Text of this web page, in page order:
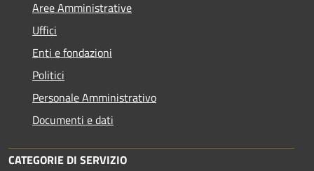
Aree Amministrative
Uffici
Enti e fondazioni
Politici
Personale Amministrativo
Documenti e dati
CATEGORIE DI SERVIZIO